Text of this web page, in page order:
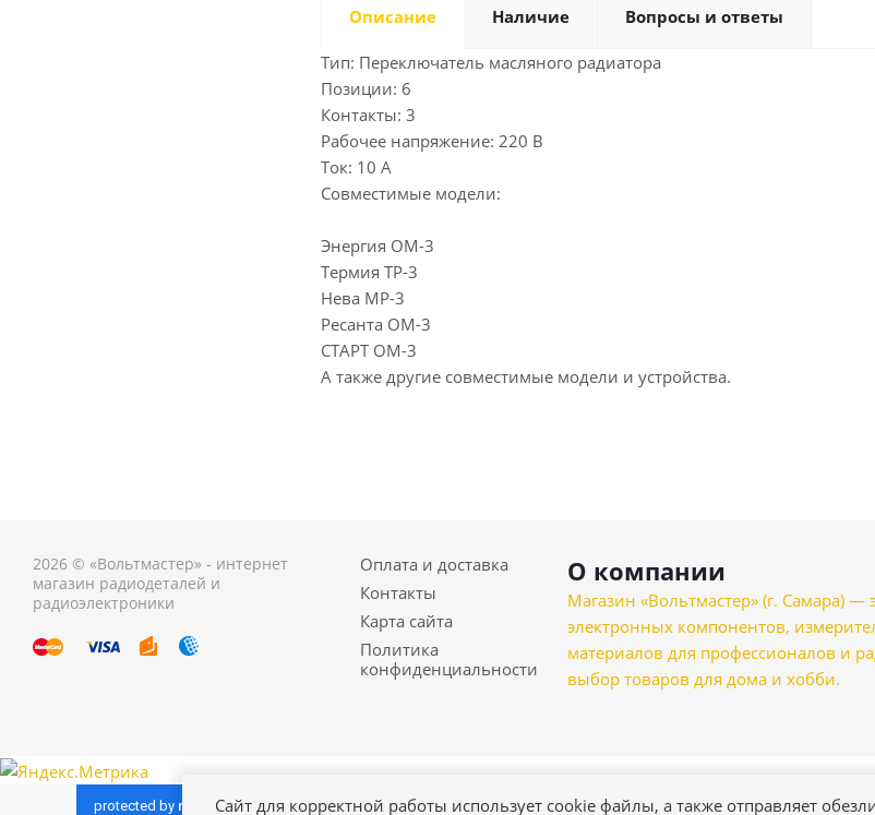
Описание Наличие Вопросы и ответы
Тип: Переключатель масляного радиатора
Позиции: 6
Контакты: 3
Рабочее напряжение: 220 В
Ток: 10 А
Совместимые модели:
Энергия ОМ-3
Термия ТР-3
Нева МР-3
Ресанта ОМ-3
СТАРТ ОМ-3
А также другие совместимые модели и устройства.
2026 © «Вольтмастер» - интернет
магазин радиодеталей и
радиоэлектроники
Оплата и доставка
Контакты
Карта сайта
Политика
конфиденциальности
О компании
Магазин «Вольтмастер» (г. Самара)
электронных компонентов,
материалов для профессионалов и
выбор товаров для дома и хобби.
Сайт для корректной работы использует cookie файлы, а также отправляет